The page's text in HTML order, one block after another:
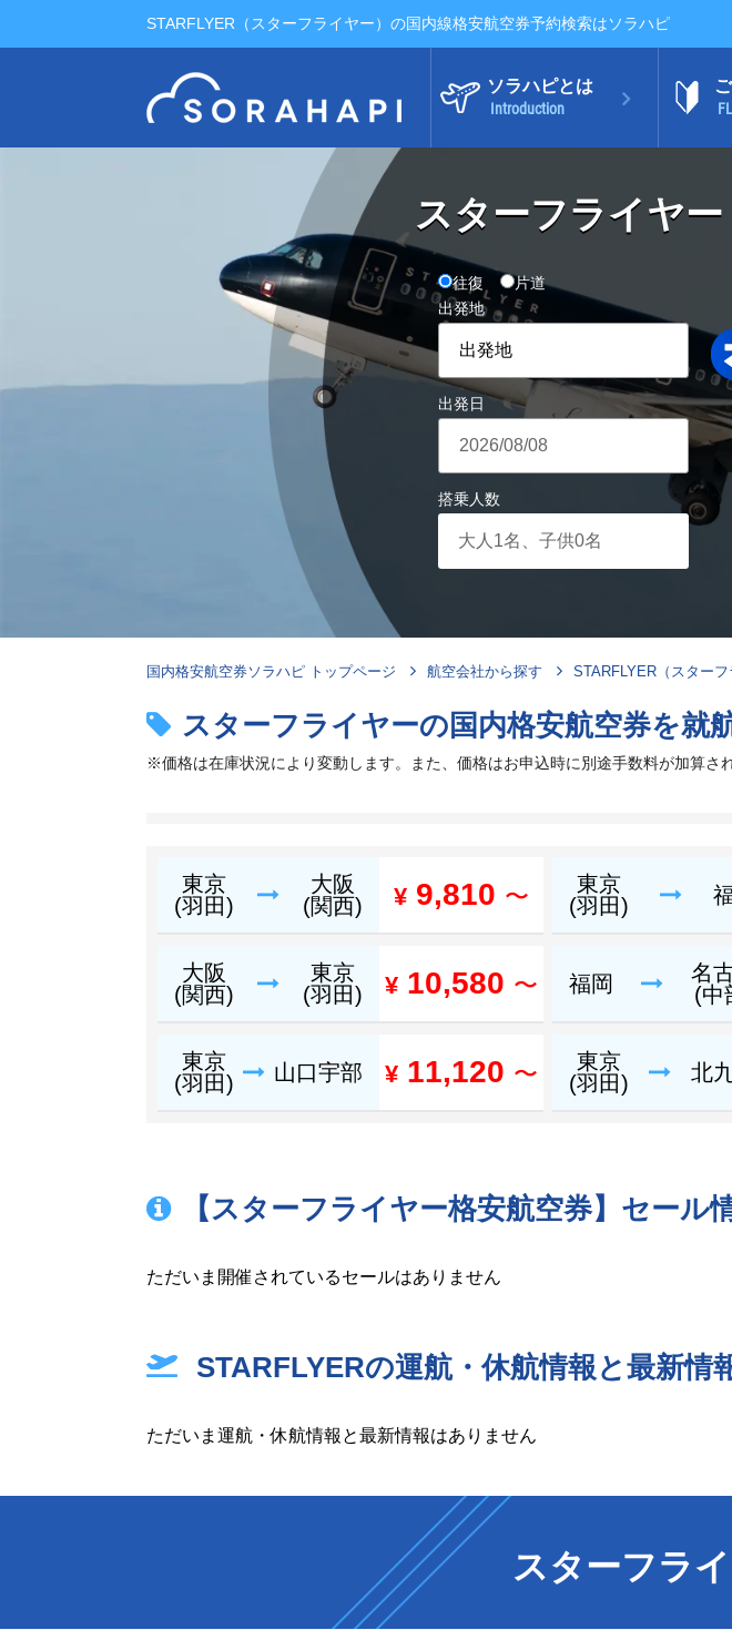
STARFLYER（スターフライヤー）の国内線格安航空券予約検索はソラハピ
ソラハピとは
Introduction
スターフライヤ
往復
片道
出発地
出発日
搭乗人数
国内格安航空券ソラハピ トップページ 航空会社から探す STARFLYER（スターフ
スターフライヤーの国内格安航空券を就
※価格は在庫状況により変動します。また、価格はお申込時に別途手数料が加算され
東京
(羽田)
大阪
(関西)
¥ 9,810 〜
東京
(羽田)
大阪
(関西)
東京
(羽田)
¥ 10,580 〜 福岡
名
(中
東京
(羽田)
山口宇部 ¥ 11,120 〜
東京
(羽田)
北
【スターフライヤー格安航空券】セール
ただいま開催されているセールはありません
STARFLYERの運航・休航情報と最新情
ただいま運航・休航情報と最新情報はありません
スターフラ